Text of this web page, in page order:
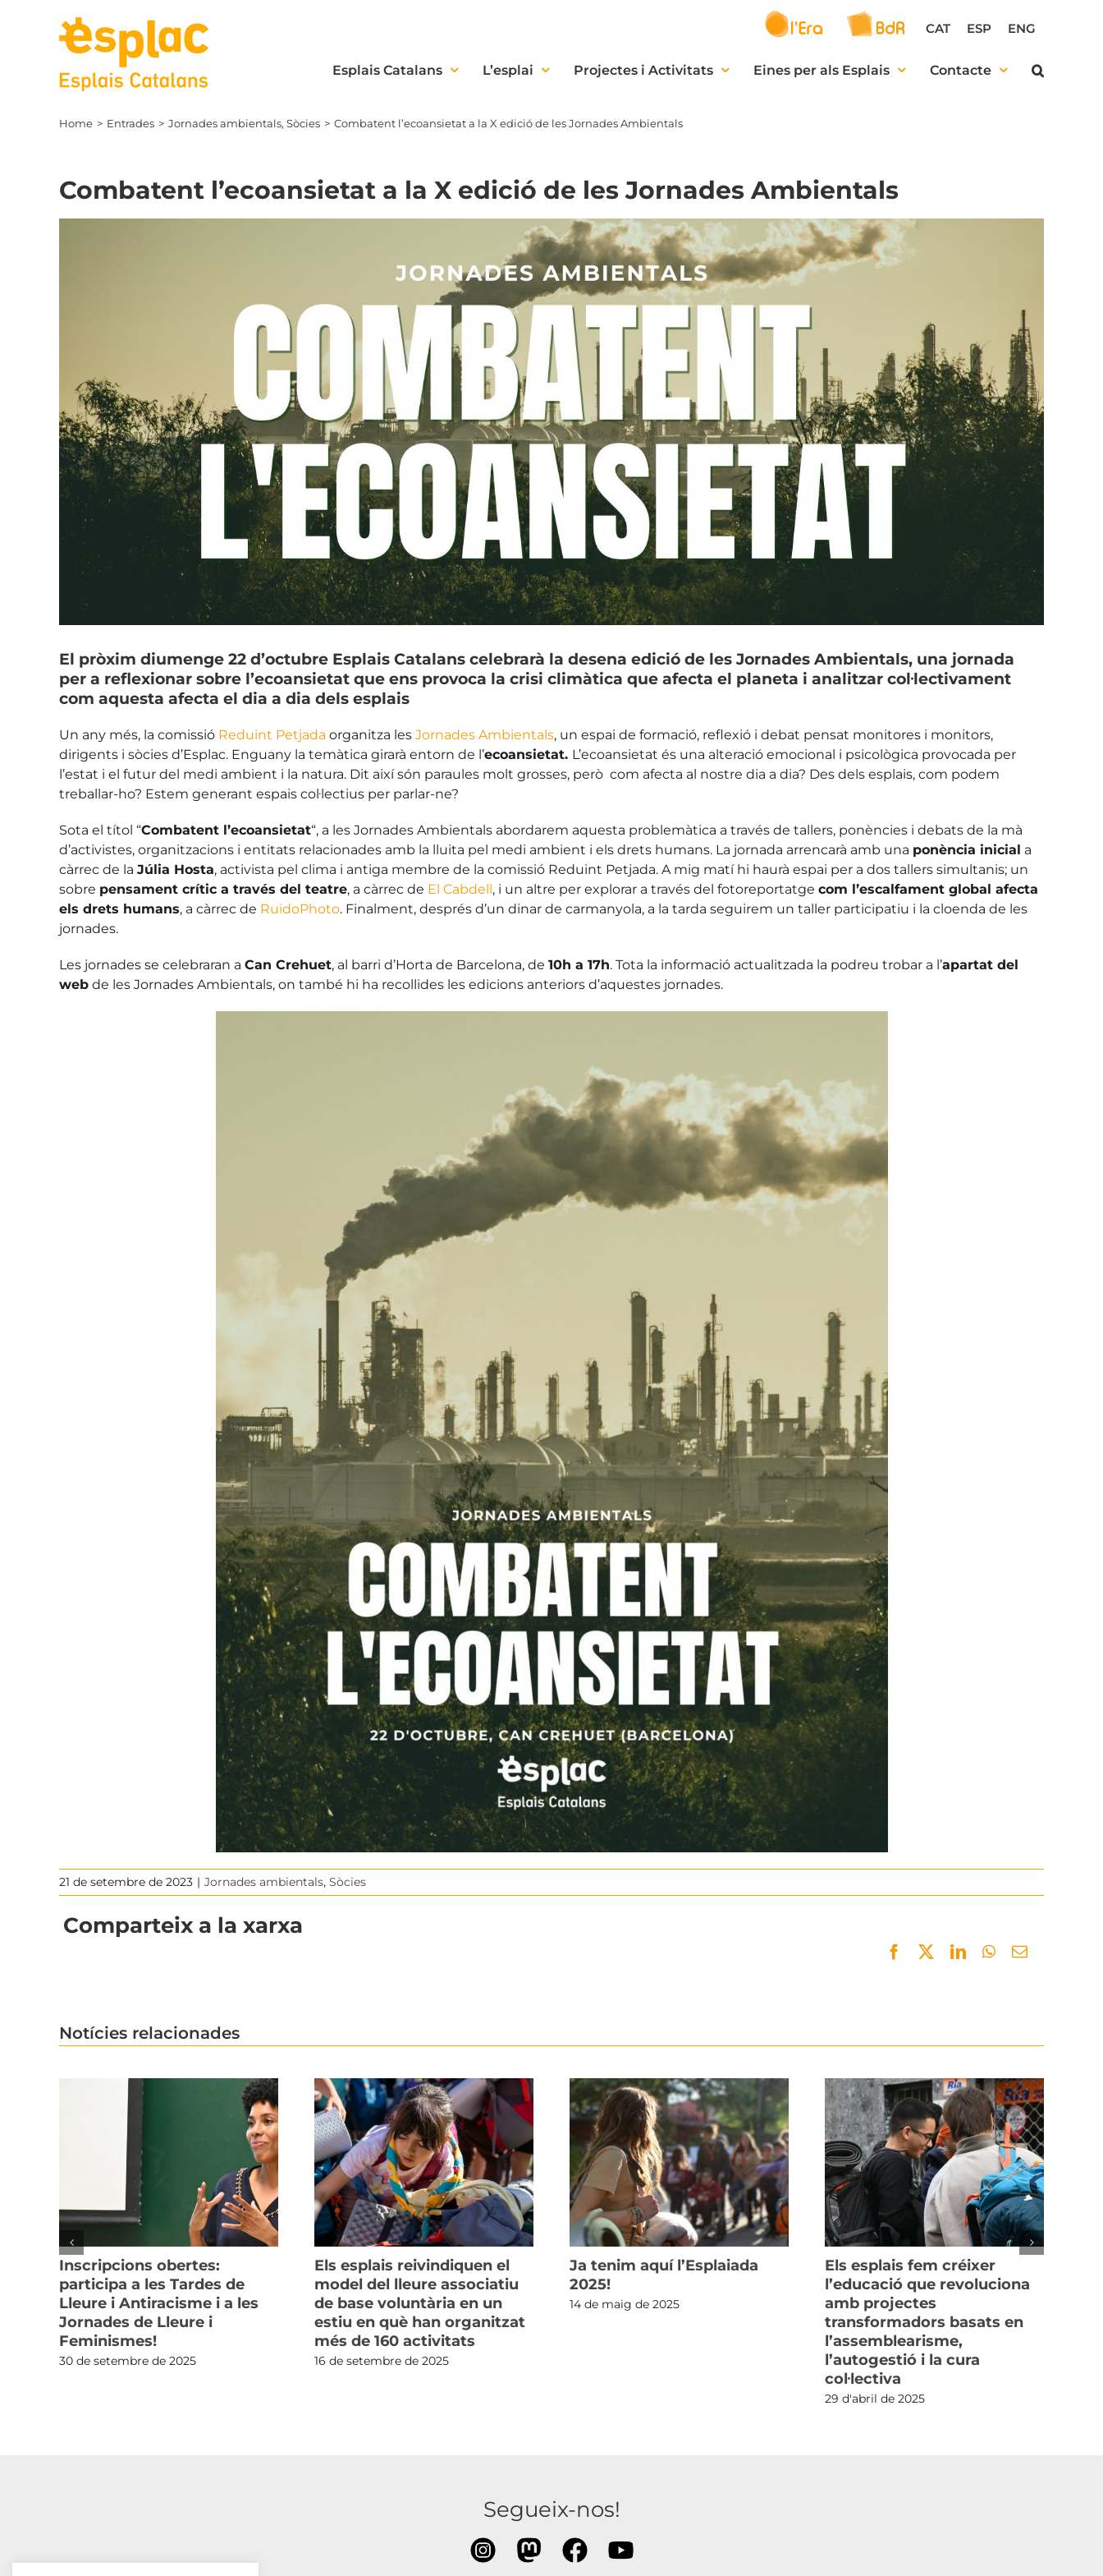
CAT ESP ENG
Esplais Catalans L’esplai Projectes i Activitats Eines per als Esplais Contacte
Home Entrades Jornades ambientals Sòcies Combatent l’ecoansietat a la X edició de les Jornades Ambientals
Combatent l’ecoansietat a la X edició de les Jornades Ambientals
El pròxim diumenge 22 d’octubre Esplais Catalans celebrarà la desena edició de les Jornades Ambientals, una jornada
per a reflexionar sobre l’ecoansietat que ens provoca la crisi climàtica que afecta el planeta i analitzar col·lectivament
com aquesta afecta el dia a dia dels esplais
Un any més, la comissió Reduint Petjada organitza les Jornades Ambientals, un espai de formació, reflexió i debat pensat monitores i monitors,
dirigents i sòcies d’Esplac. Enguany la temàtica girarà entorn de l’ecoansietat. L’ecoansietat és una alteració emocional i psicològica provocada per
l’estat i el futur del medi ambient i la natura. Dit així són paraules molt grosses, però com afecta al nostre dia a dia? Des dels esplais, com podem
treballar-ho? Estem generant espais col·lectius per parlar-ne?
Sota el títol “Combatent l’ecoansietat“, a les Jornades Ambientals abordarem aquesta problemàtica a través de tallers, ponències i debats de la mà
d’activistes, organitzacions i entitats relacionades amb la lluita pel medi ambient i els drets humans. La jornada arrencarà amb una ponència inicial a
càrrec de la Júlia Hosta, activista pel clima i antiga membre de la comissió Reduint Petjada. A mig matí hi haurà espai per a dos tallers simultanis; un
sobre pensament crític a través del teatre, a càrrec de El Cabdell, i un altre per explorar a través del fotoreportatge com l’escalfament global afecta
els drets humans, a càrrec de RuidoPhoto. Finalment, després d’un dinar de carmanyola, a la tarda seguirem un taller participatiu i la cloenda de les
jornades.
Les jornades se celebraran a Can Crehuet, al barri d’Horta de Barcelona, de 10h a 17h. Tota la informació actualitzada la podreu trobar a l’apartat del
web de les Jornades Ambientals, on també hi ha recollides les edicions anteriors d’aquestes jornades.
21 de setembre de 2023 | Jornades ambientals, Sòcies
Comparteix a la xarxa
Facebook
TwitterLinkedInWhatsApp
Email
Notícies relacionades
Inscripcions obertes:
participa a les Tardes de
Lleure i Antiracisme i a les
Jornades de Lleure i
Feminismes!
30 de setembre de 2025
Els esplais reivindiquen el
model del lleure associatiu
de base voluntària en un
estiu en què han organitzat
més de 160 activitats
16 de setembre de 2025
Ja tenim aquí l’Esplaiada
2025!
14 de maig de 2025
Els esplais fem créixer
l’educació que revoluciona
amb projectes
transformadors basats en
l’assemblearisme,
l’autogestió i la cura
col·lectiva
29 d'abril de 2025
Segueix-nos!